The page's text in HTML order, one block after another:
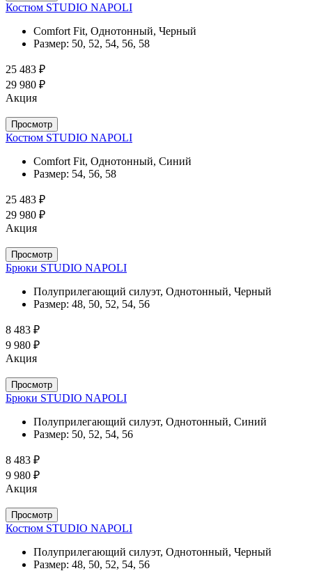
Костюм STUDIO NAPOLI
Comfort Fit, Однотонный, Черный
Размер: 50, 52, 54, 56, 58
25 483 ₽
29 980 ₽
Акция
Просмотр
Костюм STUDIO NAPOLI
Comfort Fit, Однотонный, Синий
Размер: 54, 56, 58
25 483 ₽
29 980 ₽
Акция
Просмотр
Брюки STUDIO NAPOLI
Полуприлегающий силуэт, Однотонный, Черный
Размер: 48, 50, 52, 54, 56
8 483 ₽
9 980 ₽
Акция
Просмотр
Брюки STUDIO NAPOLI
Полуприлегающий силуэт, Однотонный, Синий
Размер: 50, 52, 54, 56
8 483 ₽
9 980 ₽
Акция
Просмотр
Костюм STUDIO NAPOLI
Полуприлегающий силуэт, Однотонный, Черный
Размер: 48, 50, 52, 54, 56